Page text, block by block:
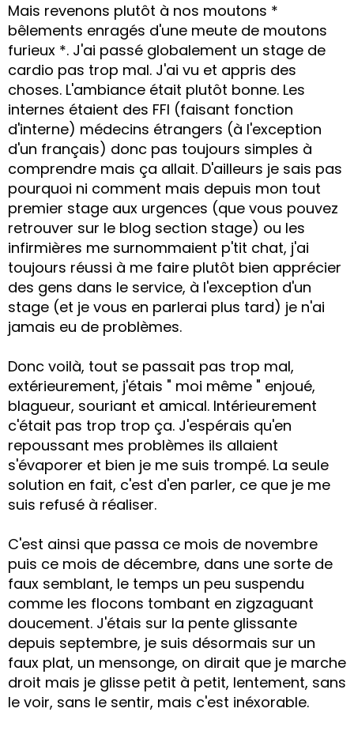
Mais revenons plutôt à nos moutons *
bêlements enragés d'une meute de moutons
furieux *. J'ai passé globalement un stage de
cardio pas trop mal. J'ai vu et appris des
choses. L'ambiance était plutôt bonne. Les
internes étaient des FFI (faisant fonction
d'interne) médecins étrangers (à l'exception
d'un français) donc pas toujours simples à
comprendre mais ça allait. D'ailleurs je sais pas
pourquoi ni comment mais depuis mon tout
premier stage aux urgences (que vous pouvez
retrouver sur le blog section stage) ou les
infirmières me surnommaient p'tit chat, j'ai
toujours réussi à me faire plutôt bien apprécier
des gens dans le service, à l'exception d'un
stage (et je vous en parlerai plus tard) je n'ai
jamais eu de problèmes.
Donc voilà, tout se passait pas trop mal,
extérieurement, j'étais " moi même " enjoué,
blagueur, souriant et amical. Intérieurement
c'était pas trop trop ça. J'espérais qu'en
repoussant mes problèmes ils allaient
s'évaporer et bien je me suis trompé. La seule
solution en fait, c'est d'en parler, ce que je me
suis refusé à réaliser.
C'est ainsi que passa ce mois de novembre
puis ce mois de décembre, dans une sorte de
faux semblant, le temps un peu suspendu
comme les flocons tombant en zigzaguant
doucement. J'étais sur la pente glissante
depuis septembre, je suis désormais sur un
faux plat, un mensonge, on dirait que je marche
droit mais je glisse petit à petit, lentement, sans
le voir, sans le sentir, mais c'est inéxorable.